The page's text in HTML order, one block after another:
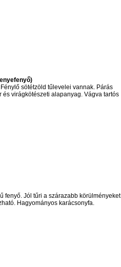
sötétzöld tűlevelei vannak. Párás
virágkötészeti alapanyag. Vágva tartós
fenyő. Jól tűri a szárazabb körülményeket
Hagyományos karácsonyfa.